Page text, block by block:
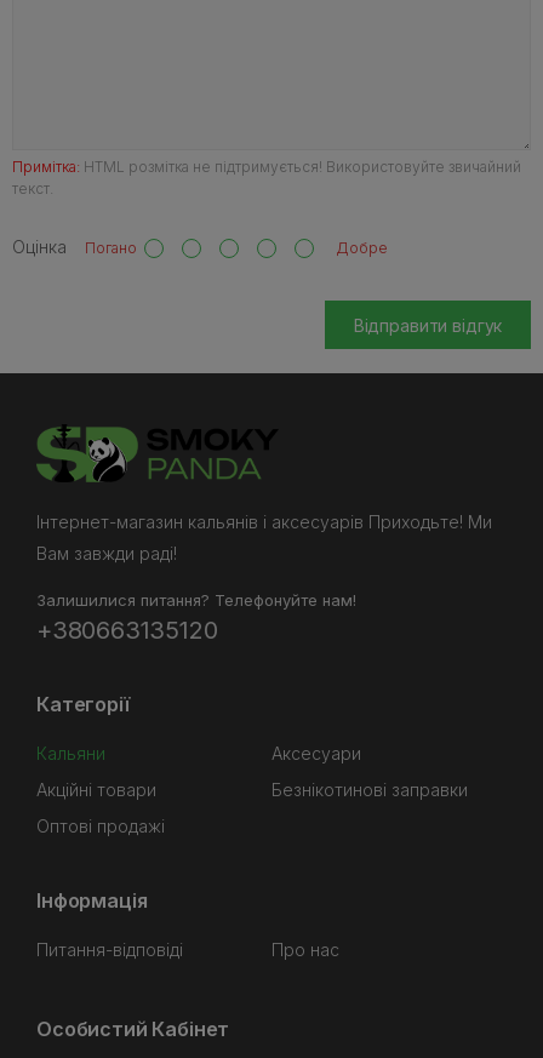
Примітка: HTML розмітка не підтримується! Використовуйте звичайний
текст.
Оцінка Погано Добре
Відправити відгук
Інтернет-магазин кальянів і аксесуарів Приходьте! Ми
Вам завжди раді!
Залишилися питання? Телефонуйте нам!
+380663135120
Категорії
Кальяни
Аксесуари
Акційні товари
Безнікотинові заправки
Оптові продажі
Інформація
Питання-відповіді Про нас
Особистий Кабінет